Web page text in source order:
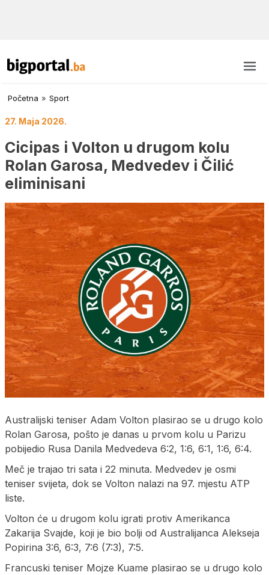
Početna » Sport
27. Maja 2026.
Cicipas i Volton u drugom kolu
Rolan Garosa, Medvedev i Čilić
eliminisani
Australijski teniser Adam Volton plasirao se u drugo kolo
Rolan Garosa, pošto je danas u prvom kolu u Parizu
pobijedio Rusa Danila Medvedeva 6:2, 1:6, 6:1, 1:6, 6:4.
Meč je trajao tri sata i 22 minuta. Medvedev je osmi
teniser svijeta, dok se Volton nalazi na 97. mjestu ATP
liste.
Volton će u drugom kolu igrati protiv Amerikanca
Zakarija Svajde, koji je bio bolji od Australijanca Alekseja
Popirina 3:6, 6:3, 7:6 (7:3), 7:5.
Francuski teniser Mojze Kuame plasirao se u drugo kolo